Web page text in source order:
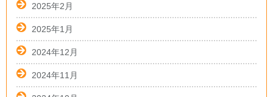
2025年2月
2025年1月
2024年12月
2024年11月